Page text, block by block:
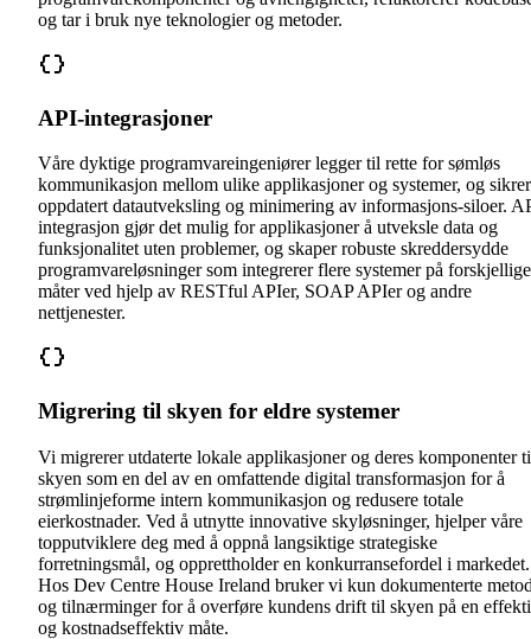
og tar i bruk nye teknologier og metoder.
API-integrasjoner
Våre dyktige programvareingeniører legger til rette for sømløs
kommunikasjon mellom ulike applikasjoner og systemer, og sikrer
oppdatert datautveksling og minimering av informasjons-siloer.
integrasjon gjør det mulig for applikasjoner å utveksle data og
funksjonalitet uten problemer, og skaper robuste skreddersydde
programvareløsninger som integrerer flere systemer på forskjellige
måter ved hjelp av RESTful APIer, SOAP APIer og andre
nettjenester.
Migrering til skyen for eldre systemer
Vi migrerer utdaterte lokale applikasjoner og deres komponenter
skyen som en del av en omfattende digital transformasjon for å
strømlinjeforme intern kommunikasjon og redusere totale
eierkostnader. Ved å utnytte innovative skyløsninger, hjelper våre
topputviklere deg med å oppnå langsiktige strategiske
forretningsmål, og opprettholder en konkurransefordel i markedet.
Hos Dev Centre House Ireland bruker vi kun dokumenterte
og tilnærminger for å overføre kundens drift til skyen på en
og kostnadseffektiv måte.